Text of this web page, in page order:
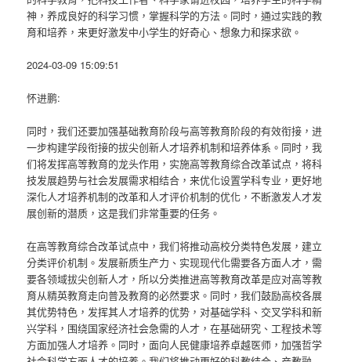
神，养成良好的科学习惯，掌握科学的方法。同时，通过实践的教
育和培养，来更好激发中小学生的好奇心、想象力和探求欲。
2024-03-09 15:09:51
怀进鹏:
同时，我们还要加强基础教育阶段与高等教育阶段的有效衔接，进
一步构建学段衔接的拔尖创新人才培养机制和培养体系。同时，我
们将发挥高等教育的龙头作用，实施高等教育综合改革试点，将科
技发展趋势与社会发展需求相结合，来优化设置学科专业，更好地
深化人才培养机制的改革和人才评价机制的优化，不断激发人才发
展创新的潜质，这是我们非常重要的任务。
在高等教育综合改革试点中，我们将推动高校分类特色发展，建立
分类评价机制。发展新质生产力、实现现代化需要各方面人才，需
要各领域拔尖创新人才，所以分类推进高等教育改革是应对高等教
育从精英教育走向普及教育的必然要求。同时，我们鼓励高校各展
其优势特色，发挥其人才培养的优势，对基础学科、交叉学科和新
兴学科，围绕国家经济社会急需的人才，在基础研究、工程技术等
方面加强人才培养。同时，面向人民健康培养卓越医师，加强哲学